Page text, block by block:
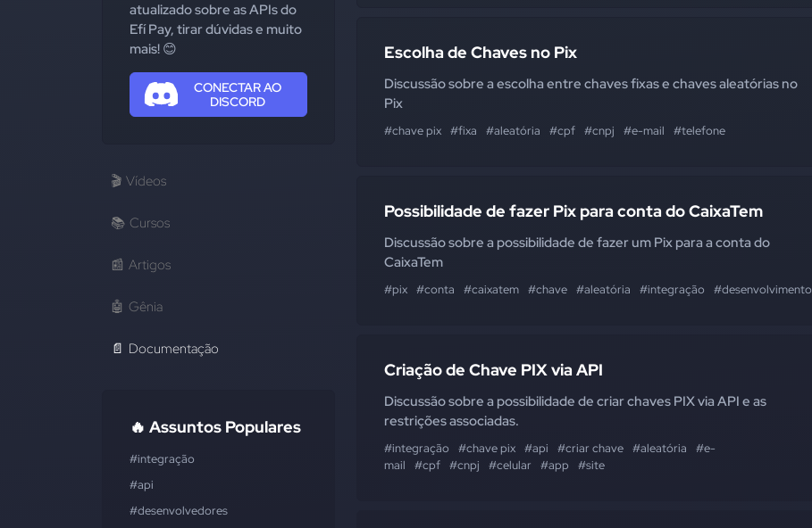
atualizado sobre as APIs do
Efí Pay, tirar dúvidas e muito
mais! 😊
CONECTAR AO
DISCORD
🎬 Vídeos
📚 Cursos
📰 Artigos
🤖 Gênia
📄 Documentação
🔥 Assuntos Populares
#integração
#api
#desenvolvedores
Escolha de Chaves no Pix
Discussão sobre a escolha entre chaves fixas e chaves aleatórias no
Pix
#chave pix #fixa #aleatória #cpf #cnpj #e-mail #telefone
Possibilidade de fazer Pix para conta do CaixaTem
Discussão sobre a possibilidade de fazer um Pix para a conta do
CaixaTem
#pix #conta #caixatem #chave #aleatória #integração #desenvolvimento
Criação de Chave PIX via API
Discussão sobre a possibilidade de criar chaves PIX via API e as
restrições associadas.
#integração #chave pix #api #criar chave #aleatória
#e-
mail
#cpf #cnpj #celular #app #site